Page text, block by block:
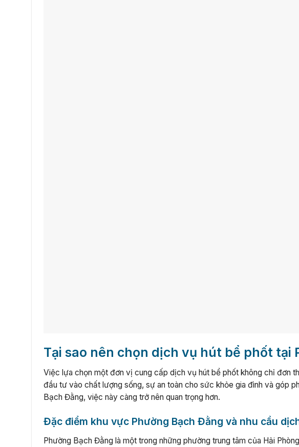
Tại sao nên chọn dịch vụ hút bể phốt tại
Việc lựa chọn một đơn vị cung cấp dịch vụ hút bể phốt không chỉ đơn
đầu tư vào chất lượng sống, sự an toàn cho sức khỏe gia đình và góp
Bạch Đằng, việc này càng trở nên quan trọng hơn.
Đặc điểm khu vực Phường Bạch Đằng và nhu cầu
Phường Bạch Đằng là một trong những phường trung tâm của Hải